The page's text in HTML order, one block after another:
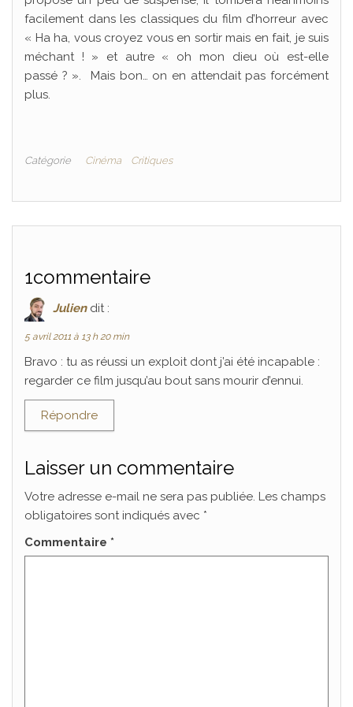
facilement dans les classiques du film d’horreur avec
« Ha ha, vous croyez vous en sortir mais en fait, je suis
méchant ! » et autre « oh mon dieu où est-elle
passé ? ». Mais bon… on en attendait pas forcément
plus.
Catégorie Cinéma Critiques
1commentaire
Julien dit :
5 avril 2011 à 13 h 20 min
Bravo : tu as réussi un exploit dont j’ai été incapable :
regarder ce film jusqu’au bout sans mourir d’ennui.
Répondre
Laisser un commentaire
Votre adresse e-mail ne sera pas publiée. Les champs
obligatoires sont indiqués avec *
Commentaire *